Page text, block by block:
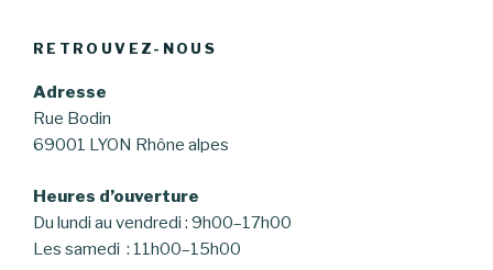
RETROUVEZ-NOUS
Adresse
Rue Bodin
69001 LYON Rhône alpes
Heures d’ouverture
Du lundi au vendredi : 9h00–17h00
Les samedi : 11h00–15h00